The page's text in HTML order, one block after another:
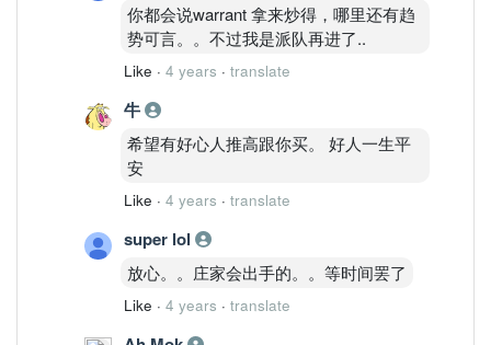
你都会说warrant 拿来炒得，哪里还有趋
势可言。。不过我是派队再进了..
Like · 4 years · translate
牛
希望有好心人推高跟你买。 好人一生平
安
Like · 4 years · translate
super lol
放心。。庄家会出手的。。等时间罢了
Like · 4 years · translate